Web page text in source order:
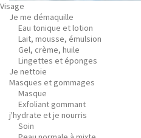
Visage
Je me démaquille
Eau tonique et lotion
Lait, mousse, émulsion
Gel, crème, huile
Lingettes et éponges
Je nettoie
Masques et gommages
Masque
Exfoliant gommant
j'hydrate et je nourris
Soin